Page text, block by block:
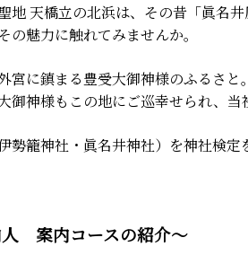
地 天橋立の北浜は、その昔「眞名
の魅力に触れてみませんか。
宮に鎮まる豊受大御神様のふるさと。
御神様もこの地にご巡幸せられ、
勢籠神社・眞名井神社）を神社検定
人 案内コースの紹介～